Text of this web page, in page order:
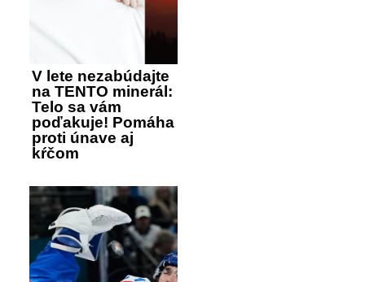
V lete nezabúdajte
na TENTO minerál:
Telo sa vám
poďakuje! Pomáha
proti únave aj
kŕčom